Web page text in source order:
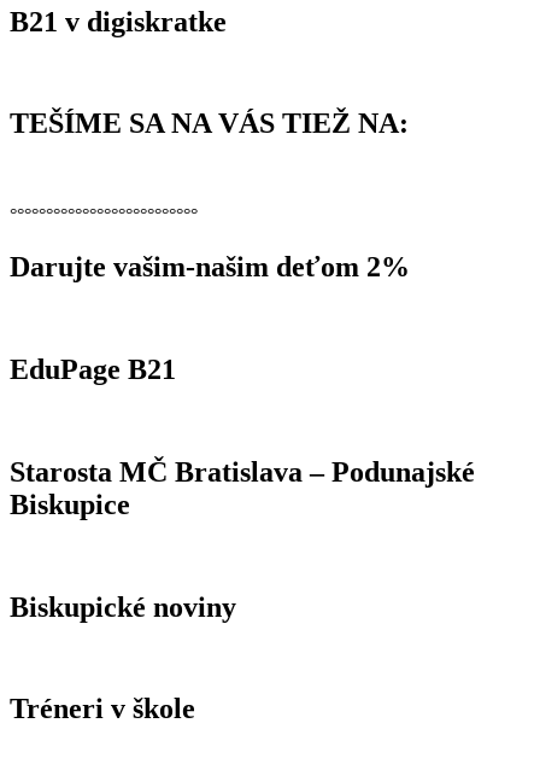
B21 v digiskratke
TEŠÍME SA NA VÁS TIEŽ NA:
°°°°°°°°°°°°°°°°°°°°°°°°°°
Darujte vašim-našim deťom 2%
EduPage B21
Starosta MČ Bratislava – Podunajské
Biskupice
Biskupické noviny
Tréneri v škole